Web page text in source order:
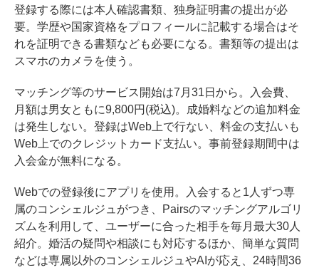
登録する際には本人確認書類、独身証明書の提出が必
要。学歴や国家資格をプロフィールに記載する場合はそ
れを証明できる書類なども必要になる。書類等の提出は
スマホのカメラを使う。
マッチング等のサービス開始は7月31日から。入会費、
月額は男女ともに9,800円(税込)。成婚料などの追加料金
は発生しない。登録はWeb上で行ない、料金の支払いも
Web上でのクレジットカード支払い。事前登録期間中は
入会金が無料になる。
Webでの登録後にアプリを使用。入会すると1人ずつ専
属のコンシェルジュがつき、Pairsのマッチングアルゴリ
ズムを利用して、ユーザーに合った相手を毎月最大30人
紹介。婚活の疑問や相談にも対応するほか、簡単な質問
などは専属以外のコンシェルジュやAIが応え、24時間36